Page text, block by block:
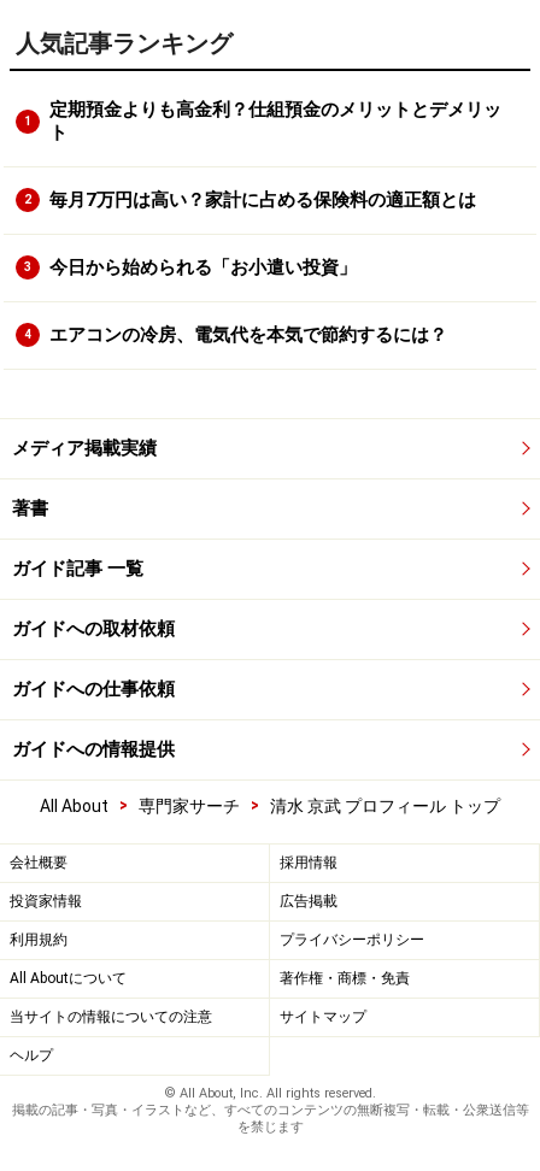
人気記事ランキング
1
定期預金よりも高金利？仕組預金のメリットとデメリッ
ト
2 毎月7万円は高い？家計に占める保険料の適正額とは
3 今日から始められる「お小遣い投資」
4 エアコンの冷房、電気代を本気で節約するには？
メディア掲載実績
著書
ガイド記事 一覧
ガイドへの取材依頼
ガイドへの仕事依頼
ガイドへの情報提供
All About > 専門家サーチ > 清水 京武 プロフィール トップ
会社概要 採用情報
投資家情報 広告掲載
利用規約 プライバシーポリシー
All Aboutについて 著作権・商標・免責
当サイトの情報についての注意 サイトマップ
ヘルプ
© All About, Inc. All rights reserved.
掲載の記事・写真・イラストなど、すべてのコンテンツの無断複写・転載・公衆送信等
を禁じます